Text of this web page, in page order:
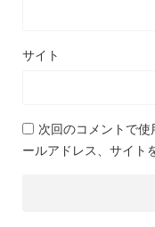
サイト
次回のコメントで
ールアドレス、サイト